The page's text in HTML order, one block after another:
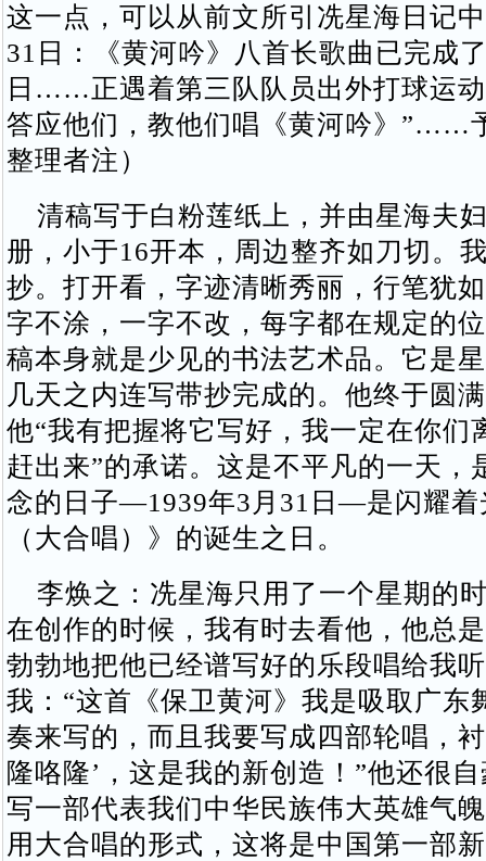
这一点，可以从前文所引冼星海日记
31日：《黄河吟》八首长歌曲已完成
日……正遇着第三队队员出外打球运
答应他们，教他们唱《黄河吟》
整理者注）
清稿写于白粉莲纸上，并由星海夫
册，小于16开本，周边整齐如刀切。
抄。打开看，字迹清晰秀丽，行笔犹
字不涂，一字不改，每字都在规定的
稿本身就是少见的书法艺术品。它是
几天之内连写带抄完成的。他终于圆
他“我有把握将它写好，我一定在你们
赶出来”的承诺。这是不平凡的一天，
念的日子—1939年3月31日—是闪耀着
（大合唱）》的诞生之日。
李焕之：冼星海只用了一个星期的
在创作的时候，我有时去看他，他总
勃勃地把他已经谱写好的乐段唱给我
我：“这首《保卫黄河》我是吸取广东
奏来写的，而且我要写成四部轮唱，
隆咯隆’，这是我的新创造！”他还很
写一部代表我们中华民族伟大英雄气
用大合唱的形式，这将是中国第一部